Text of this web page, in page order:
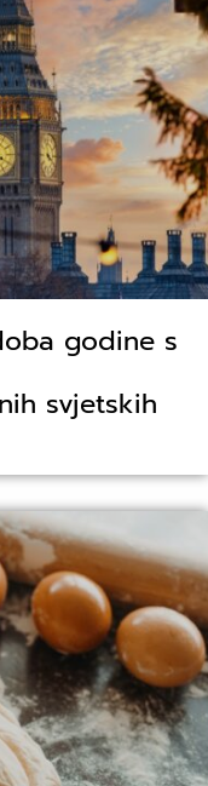
godine s
svjetskih